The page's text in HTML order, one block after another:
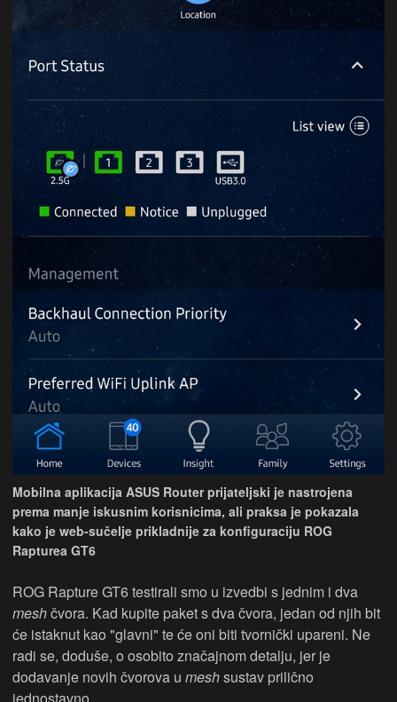
Mobilna aplikacija ASUS Router prijateljski je nastrojena
prema manje iskusnim korisnicima, ali praksa je pokazala
kako je web-sučelje prikladnije za konfiguraciju ROG
Rapturea GT6
ROG Rapture GT6 testirali smo u izvedbi s jednim i dva
meshčvora. Kad kupite paket s dva čvora, jedan od njih bit
će istaknut kao "glavni" te će oni biti tvornički upareni. Ne
radi se, doduše, o osobito značajnom detalju, jer je
dodavanje novih čvorova u meshsustav prilično